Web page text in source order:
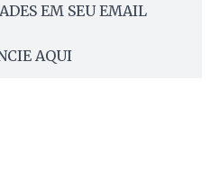
EM SEU EMAIL
AQUI